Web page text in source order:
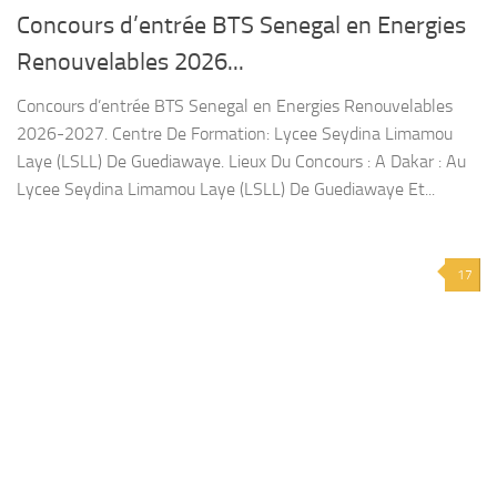
Concours d’entrée BTS Senegal en Energies
Renouvelables 2026...
Concours d’entrée BTS Senegal en Energies Renouvelables
2026-2027. Centre De Formation: Lycee Seydina Limamou
Laye (LSLL) De Guediawaye. Lieux Du Concours : A Dakar : Au
Lycee Seydina Limamou Laye (LSLL) De Guediawaye Et...
17